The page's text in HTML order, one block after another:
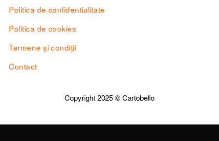
Politica de confidentialitate
Politica de cookies
Termene și condiții
Contact
Copyright 2025 ©Cartobello